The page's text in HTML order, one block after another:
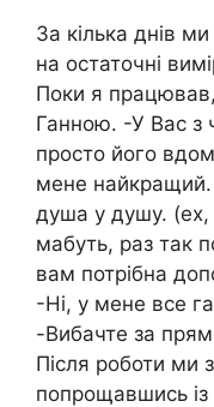
За кілька днів
на остаточні
Поки я
Ганною. -У Вас з
просто його
мене
душа у душу. (ех,
мабуть, раз так
вам потрібна
-Ні, у мене все
-Вибачте за
Після роботи
попрощавшись